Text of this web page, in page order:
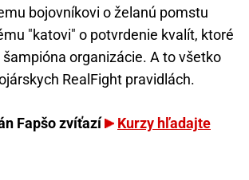
bojovníkovi o želanú pomstu
"katovi" o potvrdenie kvalít, ktoré
organizácie. A to všetko
RealFight pravidlách.
Fapšo zvíťazí
Kurzy hľadajte